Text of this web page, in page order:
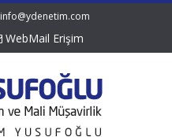
info@ydenetim.com
WebMail Erişim